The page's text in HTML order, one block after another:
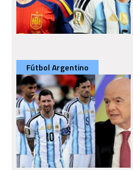
Fútbol Argentino